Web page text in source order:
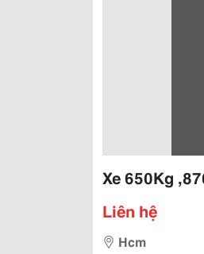
Xe 650Kg
Liên hệ
Hcm